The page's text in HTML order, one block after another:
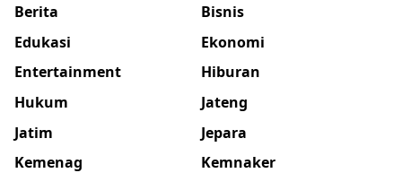
Berita
Bisnis
Edukasi
Ekonomi
Entertainment
Hiburan
Hukum
Jateng
Jatim
Jepara
Kemenag
Kemnaker